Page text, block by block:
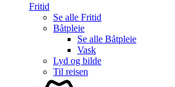
Fritid
Se alle Fritid
Båtpleie
Se alle Båtpleie
Vask
Lyd og bilde
Til reisen